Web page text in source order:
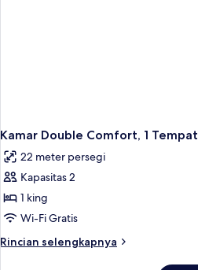
Kamar Double Comfort, 1
22 meter persegi
Kapasitas 2
1 king
Wi-Fi Gratis
Rincian selengkapnya
Rincian